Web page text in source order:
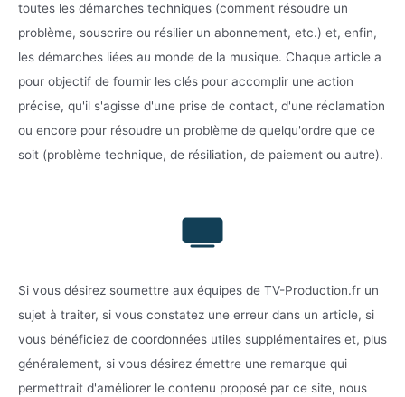
toutes les démarches techniques (comment résoudre un
problème, souscrire ou résilier un abonnement, etc.) et, enfin,
les démarches liées au monde de la musique. Chaque article a
pour objectif de fournir les clés pour accomplir une action
précise, qu'il s'agisse d'une prise de contact, d'une réclamation
ou encore pour résoudre un problème de quelqu'ordre que ce
soit (problème technique, de résiliation, de paiement ou autre).
Si vous désirez soumettre aux équipes de TV-Production.fr un
sujet à traiter, si vous constatez une erreur dans un article, si
vous bénéficiez de coordonnées utiles supplémentaires et, plus
généralement, si vous désirez émettre une remarque qui
permettrait d'améliorer le contenu proposé par ce site, nous